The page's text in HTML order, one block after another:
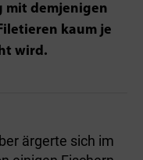
mit demjenigen
kaum je
wird.
ärgerte sich im